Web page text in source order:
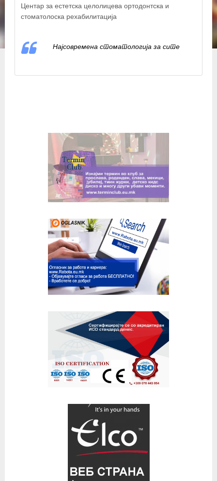
Центар за естетска целолицева ортодонтска и
стоматолоска рехабилитација
Најсовремена стоматологија за сите
© OpenStreetMap contributors